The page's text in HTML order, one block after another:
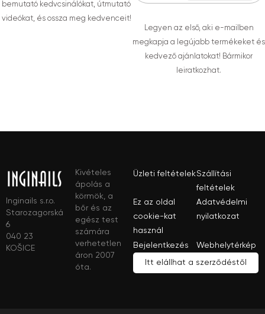
bemutató kedvcsinálókat, útmutató
videókat, és ossza meg kedvenceit!
Legyen az első, aki e-mailben
megkapja a legújabb termékeket és
kedvező ajánlatokat! Bármikor
leiratkozhat.
Inginails s.r.o.
Starozagorská
6
040 23
KOŠICE
Kivételes
ápolás a
körmök, a
bőr és az
egész test
számára
verhetetlen
áron 2007
óta.
Üzleti feltételekSzállítási
feltételek
Ez az oldal
cookie-kat
használ
Adatvédelmi
nyilatkozat
Bejelentkezés Webhelytérkép
Itt elállhat a szerződéstől